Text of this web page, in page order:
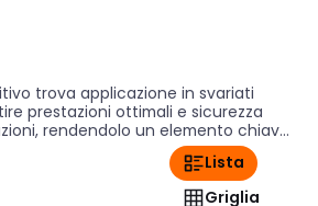
trova applicazione in svariati
prestazioni ottimali e sicurezza
rendendolo un elemento chiave
Lista
Griglia